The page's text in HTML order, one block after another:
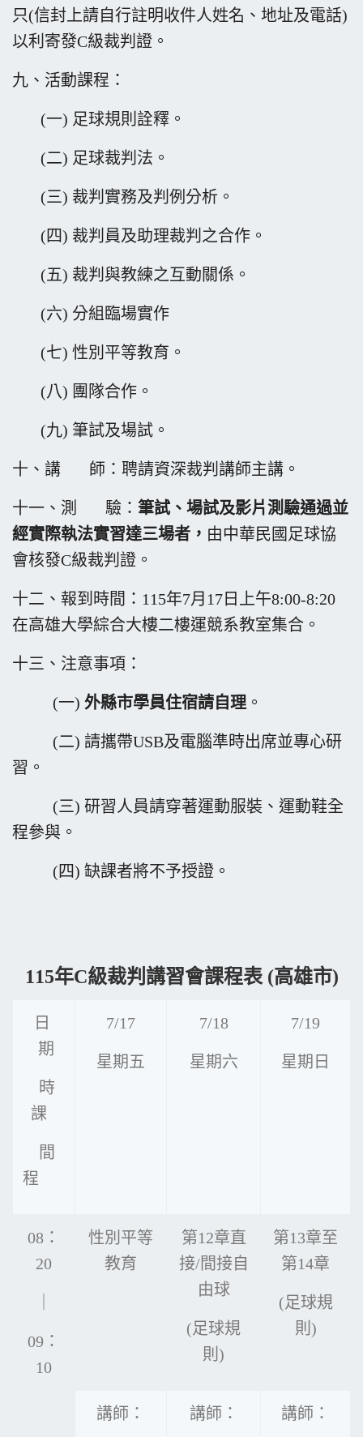
只(信封上請自行註明收件人姓名、地址及電話)
以利寄發C級裁判證。
九、活動課程：
(一) 足球規則詮釋。
(二) 足球裁判法。
(三) 裁判實務及判例分析。
(四) 裁判員及助理裁判之合作。
(五) 裁判與教練之互動關係。
(六) 分組臨場實作
(七) 性別平等教育。
(八) 團隊合作。
(九) 筆試及場試。
十、講 師：聘請資深裁判講師主講。
十一、測 驗： 筆試、場試及影片測驗通過並
經實際執法實習達三場者， 由中華民國足球協
會核發C級裁判證。
十二、報到時間：115年7月17日上午8:00-8:20
在高雄大學綜合大樓二樓運競系教室集合。
十三、注意事項：
(一) 外縣市學員住宿請自理 。
(二) 請攜帶USB及電腦準時出席並專心研
習。
(三) 研習人員請穿著運動服裝、運動鞋全
程參與。
(四) 缺課者將不予授證。
115年C級裁判講習會課程表 (高雄市)
日
期
時
課
間
程
7/17
星期五
7/18
星期六
7/19
星期日
08：
20
09：
10
性別平等
教育
第12章直
接/間接自
由球
(足球規
則)
第13章至
第14章
(足球規
則)
講師： 講師： 講師：